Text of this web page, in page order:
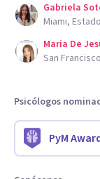
Gabriela
Miami,
Maria De
San
Psicólogos
PyM